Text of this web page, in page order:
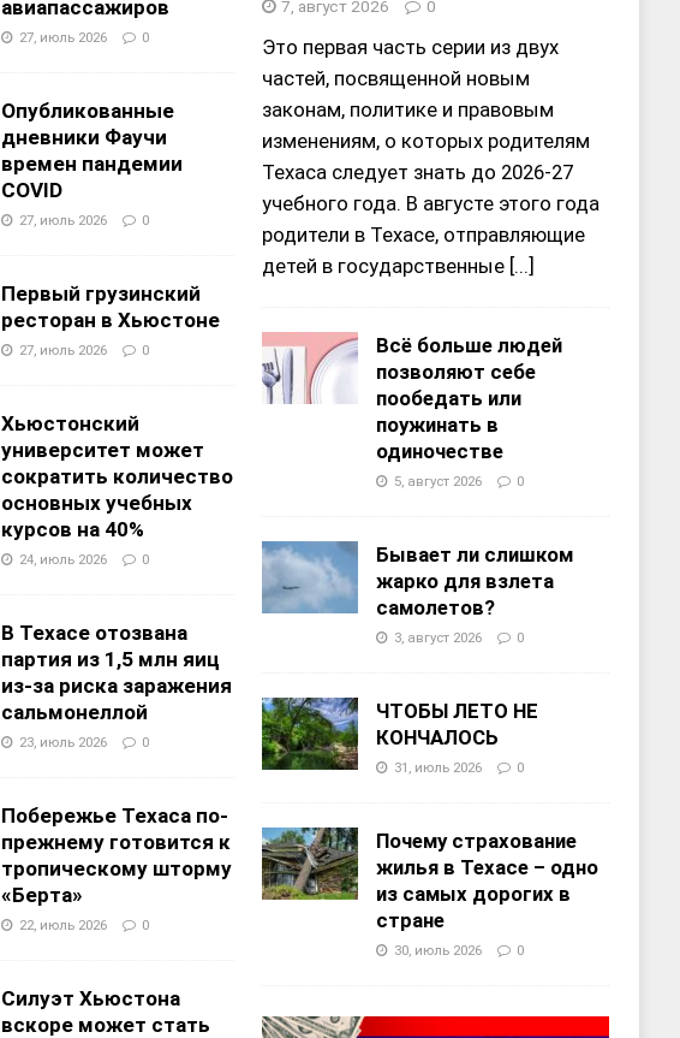
авиапассажиров
27, июль 2026 0
Опубликованные
дневники Фаучи
времен пандемии
COVID
27, июль 2026 0
Первый грузинский
ресторан в Хьюстоне
27, июль 2026 0
Хьюстонский
университет может
сократить количество
основных учебных
курсов на 40%
24, июль 2026 0
В Техасе отозвана
партия из 1,5 млн яиц
из-за риска заражения
сальмонеллой
23, июль 2026 0
Побережье Техаса по-
прежнему готовится к
тропическому шторму
«Берта»
22, июль 2026 0
Силуэт Хьюстона
вскоре может стать
7, август 2026 0
Это первая часть серии из двух
частей, посвященной новым
законам, политике и правовым
изменениям, о которых родителям
Техаса следует знать до 2026-27
учебного года. В августе этого года
родители в Техасе, отправляющие
детей в государственные [...]
Всё больше людей
позволяют себе
пообедать или
поужинать в
одиночестве
5, август 2026 0
Бывает ли слишком
жарко для взлета
самолетов?
3, август 2026 0
ЧТОБЫ ЛЕТО НЕ
КОНЧАЛОСЬ
31, июль 2026 0
Почему страхование
жилья в Техасе – одно
из самых дорогих в
стране
30, июль 2026 0